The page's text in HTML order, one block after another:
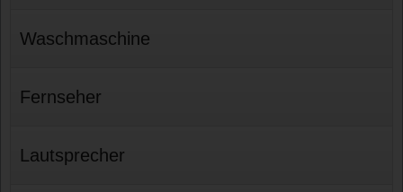
Waschmaschine
Fernseher
Lautsprecher